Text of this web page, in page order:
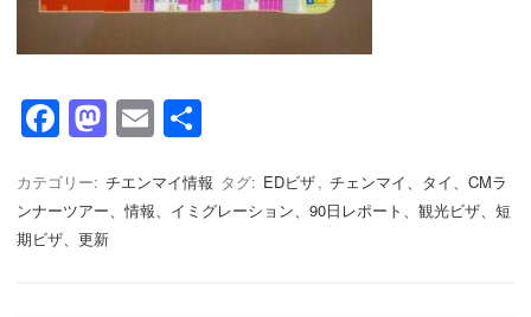
F
c
e
M
st
o
E
ail
カテゴリー: チエンマイ情報 タグ: EDビザ, チェンマイ、タイ、CMラ
ンナーツアー、情報、イミグレーション、90日レポート、観光ビザ、短
期ビザ、更新